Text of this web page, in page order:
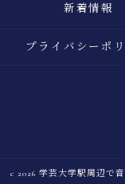
新着情報
プライバシーポ
c 2026 学芸大学駅周辺で